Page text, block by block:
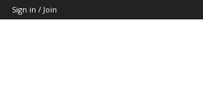
Sign in / Join